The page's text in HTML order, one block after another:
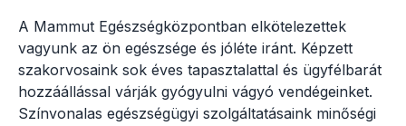
A Mammut Egészségközpontban elkötelezettek
vagyunk az ön egészsége és jóléte iránt. Képzett
szakorvosaink sok éves tapasztalattal és ügyfélbarát
hozzáállással várják gyógyulni vágyó vendégeinket.
Színvonalas egészségügyi szolgáltatásaink minőségi